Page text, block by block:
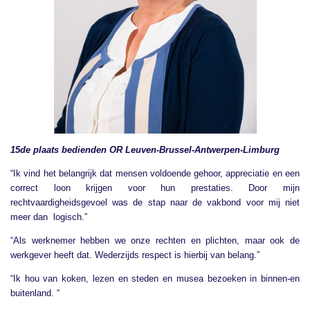
15de plaats bedienden OR Leuven-Brussel-Antwerpen-Limburg
“Ik vind het belangrijk dat mensen voldoende gehoor, appreciatie en een
correct loon krijgen voor hun prestaties. Door mijn
rechtvaardigheidsgevoel was de stap naar de vakbond voor mij niet
meer dan logisch.”
“Als werknemer hebben we onze rechten en plichten, maar ook de
werkgever heeft dat. Wederzijds respect is hierbij van belang.”
“Ik hou van koken, lezen en steden en musea bezoeken in binnen-en
buitenland. “